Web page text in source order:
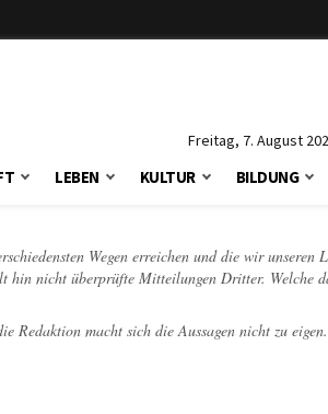
Freitag, 7. August
LEBEN KULTUR BILDUNG
Wegen erreichen und die wir
nicht überprüfte Mitteilungen Dritter. Welche
macht sich die Aussagen nicht zu